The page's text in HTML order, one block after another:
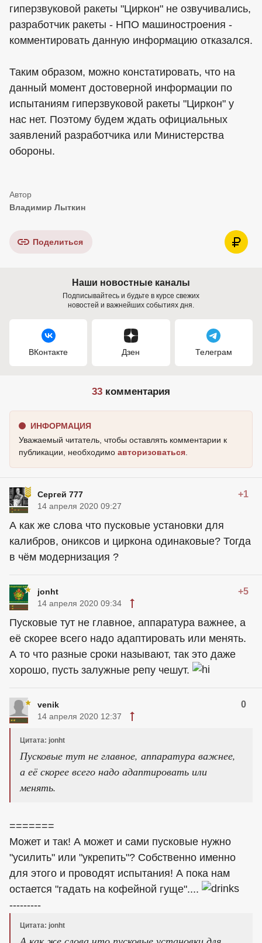
гиперзвуковой ракеты "Циркон" не озвучивались,
разработчик ракеты - НПО машиностроения -
комментировать данную информацию отказался.
Таким образом, можно констатировать, что на
данный момент достоверной информации по
испытаниям гиперзвуковой ракеты "Циркон" у
нас нет. Поэтому будем ждать официальных
заявлений разработчика или Министерства
обороны.
Владимир Лыткин
Поделиться
Наши новостные каналы
Подписывайтесь и будьте в курсе свежих
новостей и важнейших событиях дня.
ВКонтакте Дзен Телеграм
33 комментария
ИНФОРМАЦИЯ
Уважаемый читатель, чтобы оставлять комментарии к
публикации, необходимо авторизоваться.
Сергей 777 +1
14 апреля 2020 09:27
А как же слова что пусковые установки для
калибров, ониксов и циркона одинаковые? Тогда
в чём модернизация ?
jonht +5
14 апреля 2020 09:34
Пусковые тут не главное, аппаратура важнее, а
её скорее всего надо адаптировать или менять.
А то что разные сроки называют, так это даже
хорошо, пусть залужные репу чешут.
venik 0
14 апреля 2020 12:37
Цитата: jonht
Пусковые тут не главное, аппаратура важнее,
а её скорее всего надо адаптировать или
менять.
=======
Может и так! А может и сами пусковые нужно
"усилить" или "укрепить"? Собственно именно
для этого и проводят испытания! А пока нам
остается "гадать на кофейной гуще"....
---------
Цитата: jonht